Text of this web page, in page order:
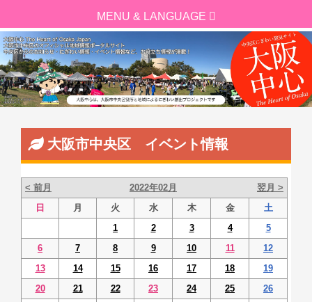
大阪市中央区 イベント情報
< 前月 2022年02月
翌月 >
日
月 火 水 木 金
土
1
2 3 4
5
6
7 8 9 10 11
12
13
14 15 16 17 18
19
20
21 22 23 24 25
26